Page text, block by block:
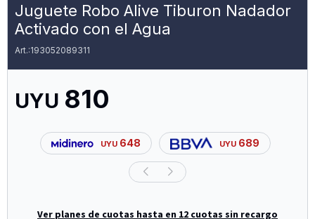
Juguete Robo Alive Tiburon Nadador
Activado con el Agua
193052089311
UYU 810
UYU 648 UYU 689
Ver planes de cuotas hasta en 12 cuotas sin recargo